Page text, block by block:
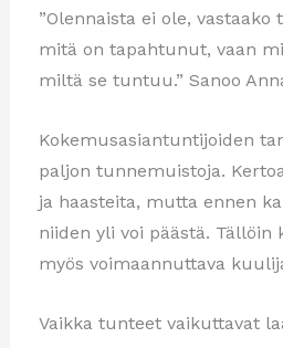
”Olennaista ei ole,
mitä on tapahtunut, vaan
miltä se tuntuu.” Sanoo
Kokemusasiantuntijoiden
paljon tunnemuistoja.
ja haasteita, mutta ennen
niiden yli voi päästä. Tällöin
myös voimaannuttava
Vaikka tunteet vaikuttavat